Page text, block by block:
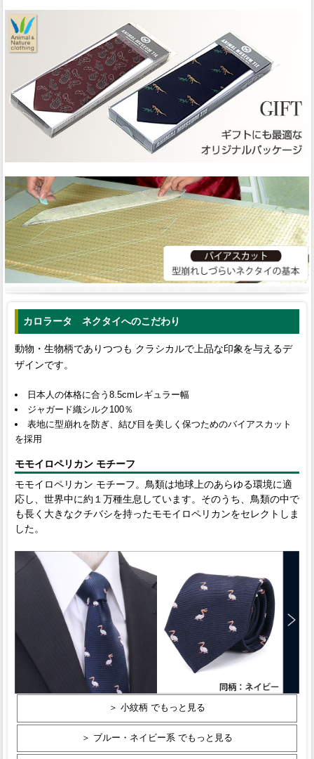
カロラータ ネクタイへのこだわり
動物・生物柄でありつつも クラシカルで上品な印象を与えるデ
ザインです。
日本人の体格に合う8.5cmレギュラー幅
ジャガード織シルク100％
表地に型崩れを防ぎ、結び目を美しく保つためのバイアスカット
を採用
モモイロペリカン モチーフ
モモイロペリカン モチーフ。鳥類は地球上のあらゆる環境に適
応し、世界中に約１万種生息しています。そのうち、鳥類の中で
も長く大きなクチバシを持ったモモイロペリカンをセレクトしま
した。
＞ 小紋柄 でもっと見る
＞ ブルー・ネイビー系 でもっと見る